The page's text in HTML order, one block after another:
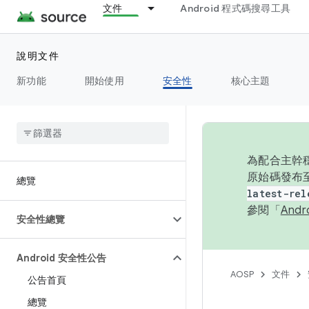
文件 Android 程式碼搜尋工具
說明文件
新功能
開始使用 安全性 核心主題
總覽
安全性總覽
Android 安全性公告
公告首頁
總覽
為配合主幹
原始碼發布
latest-
參閱「
AOSP 文件